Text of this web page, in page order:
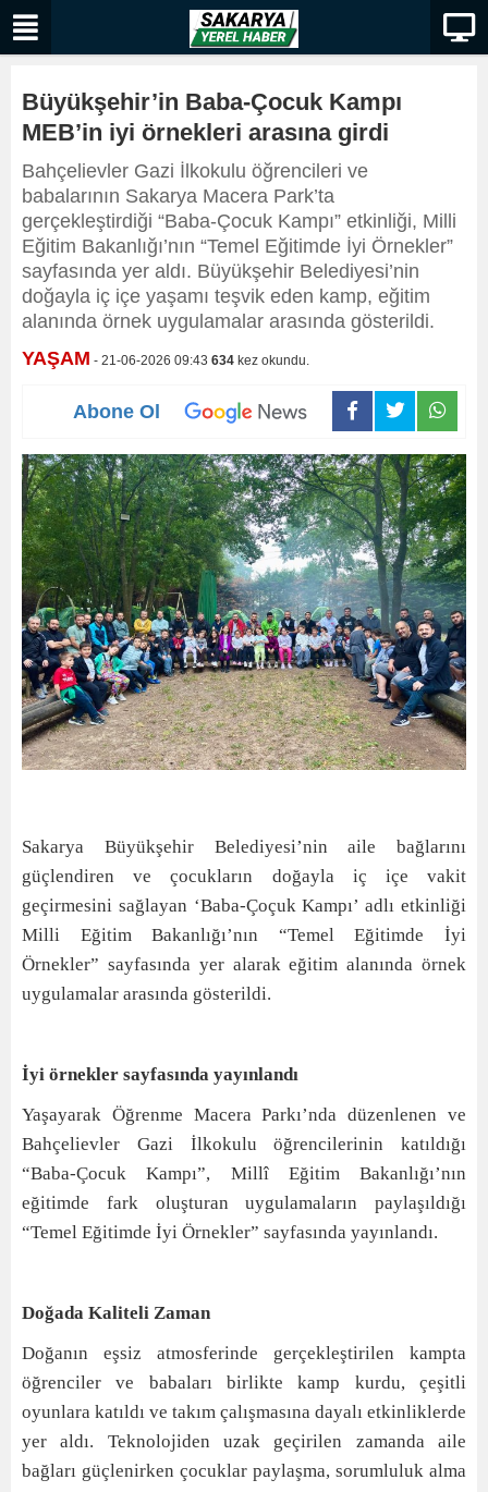
Büyükşehir’in Baba-Çocuk Kampı
MEB’in iyi örnekleri arasına girdi
Bahçelievler Gazi İlkokulu öğrencileri ve
babalarının Sakarya Macera Park’ta
gerçekleştirdiği “Baba-Çocuk Kampı” etkinliği, Milli
Eğitim Bakanlığı’nın “Temel Eğitimde İyi Örnekler”
sayfasında yer aldı. Büyükşehir Belediyesi’nin
doğayla iç içe yaşamı teşvik eden kamp, eğitim
alanında örnek uygulamalar arasında gösterildi.
YAŞAM - 21-06-2026 09:43 634 kez okundu.
Abone Ol
Sakarya Büyükşehir Belediyesi’nin aile bağlarını
güçlendiren ve çocukların doğayla iç içe vakit
geçirmesini sağlayan ‘Baba-Çoçuk Kampı’ adlı etkinliği
Milli Eğitim Bakanlığı’nın “Temel Eğitimde İyi
Örnekler” sayfasında yer alarak eğitim alanında örnek
uygulamalar arasında gösterildi.
İyi örnekler sayfasında yayınlandı
Yaşayarak Öğrenme Macera Parkı’nda düzenlenen ve
Bahçelievler Gazi İlkokulu öğrencilerinin katıldığı
“Baba-Çocuk Kampı”, Millî Eğitim Bakanlığı’nın
eğitimde fark oluşturan uygulamaların paylaşıldığı
“Temel Eğitimde İyi Örnekler” sayfasında yayınlandı.
Doğada Kaliteli Zaman
Doğanın eşsiz atmosferinde gerçekleştirilen kampta
öğrenciler ve babaları birlikte kamp kurdu, çeşitli
oyunlara katıldı ve takım çalışmasına dayalı etkinliklerde
yer aldı. Teknolojiden uzak geçirilen zamanda aile
bağları güçlenirken çocuklar paylaşma, sorumluluk alma